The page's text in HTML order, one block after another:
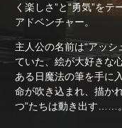
く楽しさ”と“勇気”を
アドベンチャー。
主人公の名前は“アッ
ていた、絵が大好きな
ある日魔法の筆を手に
命が吹き込まれ、描か
つ”たちは動き出す……。